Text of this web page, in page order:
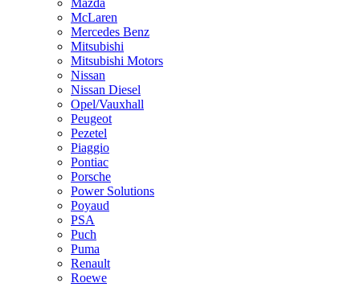
McLaren
Mercedes Benz
Mitsubishi
Mitsubishi Motors
Nissan
Nissan Diesel
Opel/Vauxhall
Peugeot
Pezetel
Piaggio
Pontiac
Porsche
Power Solutions
Poyaud
PSA
Puch
Puma
Renault
Roewe